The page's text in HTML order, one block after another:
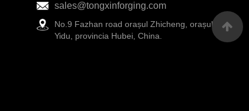
sales@tongxinforging.com
No.9 Fazhan road orașul Zhicheng, orașul
Yidu, provincia Hubei, China.